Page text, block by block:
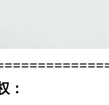
：